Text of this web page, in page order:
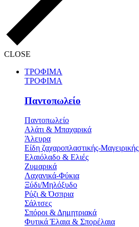
CLOSE
ΤΡΟΦΙΜΑ
ΤΡΟΦΙΜΑ
Παντοπωλείο
Παντοπωλείο
Αλάτι & Μπαχαρικά
Άλευρα
Είδη ζαχαροπλαστικής-Μαγειρικής
Ελαιόλαδο & Ελιές
Ζυμαρικά
Λαχανικά-Φύκια
Ξύδι/Μηλόξυδο
Ρύζι & Όσπρια
Σάλτσες
Σπόροι & Δημητριακά
Φυτικά Έλαια & Σπορέλαια